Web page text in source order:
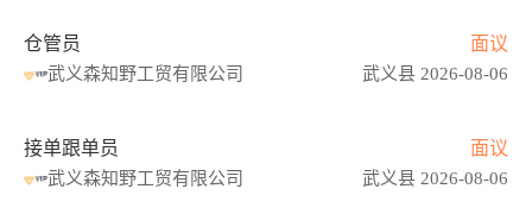
仓管员 面议
武义森知野工贸有限公司 武义县 2026-08-06
接单跟单员 面议
武义森知野工贸有限公司 武义县 2026-08-06